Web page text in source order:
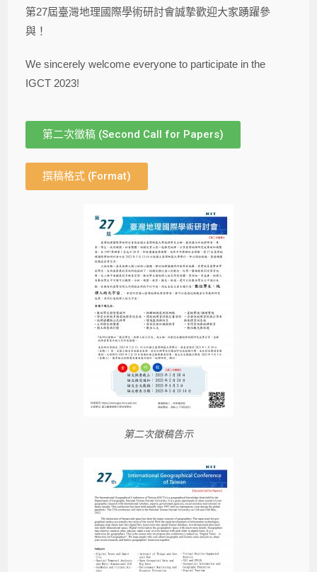
第27屆臺灣地理國際學術研討會誠摯歡迎大家踴躍參
與！
We sincerely welcome everyone to participate in the
IGCT 2023!
第二次徵稿 (Second Call for Papers)
撰稿格式 (Format)
第二次徵稿告示